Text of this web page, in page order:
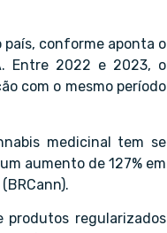
conforme aponta o
Entre 2022 e 2023, o
com o mesmo período
medicinal tem se
aumento de 127% em
regularizados